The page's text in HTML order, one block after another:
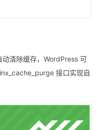
清除缓存，WordPress 可
接口实现自